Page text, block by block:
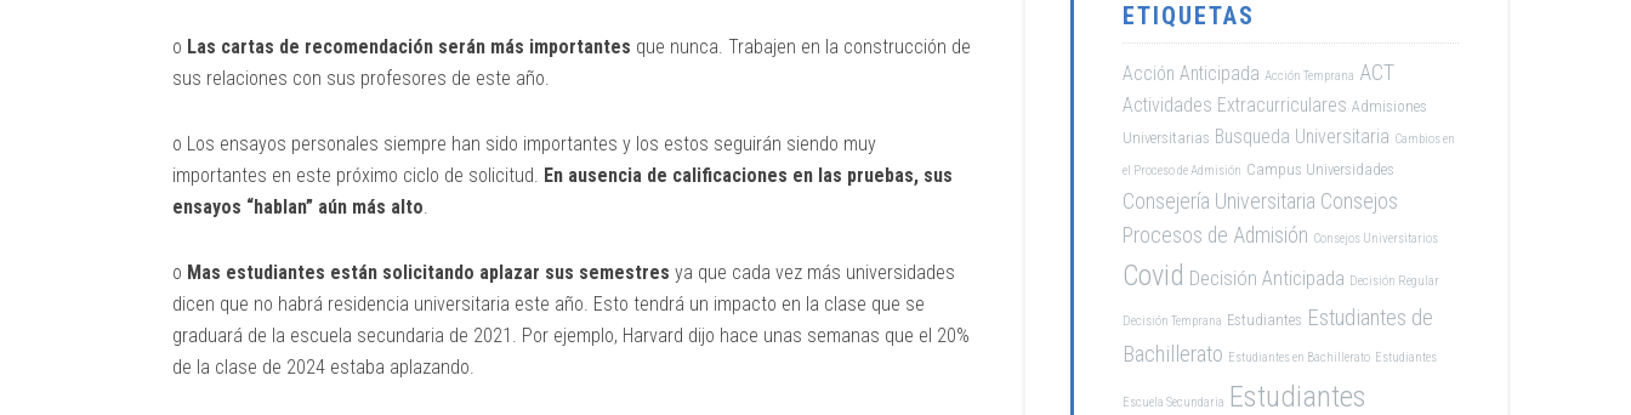
o Las cartas de recomendación serán más importantes que nunca. Trabajen en la construcción de
sus relaciones con sus profesores de este año.
o Los ensayos personales siempre han sido importantes y los estos seguirán siendo muy
importantes en este próximo ciclo de solicitud. En ausencia de calificaciones en las pruebas, sus
ensayos “hablan” aún más alto.
o Mas estudiantes están solicitando aplazar sus semestres ya que cada vez más universidades
dicen que no habrá residencia universitaria este año. Esto tendrá un impacto en la clase que se
graduará de la escuela secundaria de 2021. Por ejemplo, Harvard dijo hace unas semanas que el 20%
de la clase de 2024 estaba aplazando.
ETIQUETAS
Acción Anticipada Acción Temprana ACT
Actividades Extracurriculares Admisiones
Universitarias Busqueda Universitaria Cambios en
el Proceso de Admisión Campus Universidades
Consejería Universitaria Consejos
Procesos de Admisión Consejos Universitarios
Covid Decisión Anticipada Decisión Regular
Decisión Temprana Estudiantes Estudiantes de
Bachillerato Estudiantes en Bachillerato Estudiantes
Escuela Secundaria Estudiantes